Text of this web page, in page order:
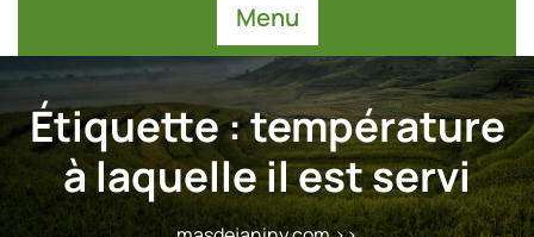
Menu
Étiquette :température
à laquelle il est servi